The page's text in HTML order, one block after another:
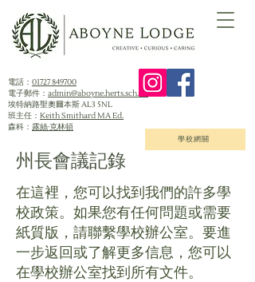
電話： 01727 849700
電子郵件： admin@aboyne.herts.sch.uk
埃特納路聖奧爾本斯 AL3 5NL
班主任： Keith Smithard MA Ed.
森科： 露絲·克林頓
學校網關
州長會議記錄
在這裡，您可以找到我們的許多學
校政策。如果您有任何問題或需要
紙質版，請聯繫學校辦公室。要進
一步返回或了解更多信息，您可以
在學校辦公室找到所有文件。